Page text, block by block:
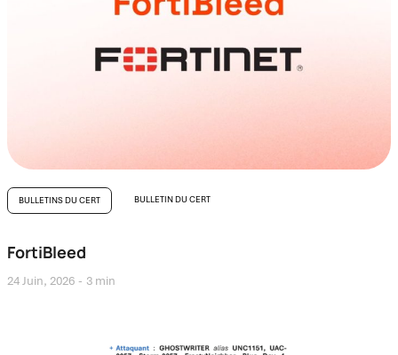
BULLETINS DU CERT BULLETIN DU CERT
FortiBleed
24 Juin, 2026 3 min